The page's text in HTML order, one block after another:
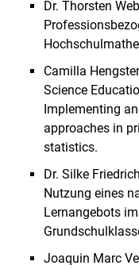
Dr. Thorsten
Camilla
Science
Implementing
approaches in
statistics.
Dr. Silke
Nutzung eines
Lernangebots
Joaquin Marc